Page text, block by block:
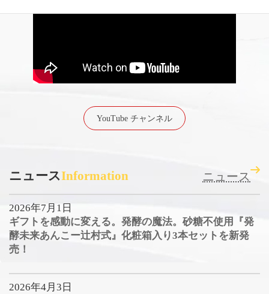
YouTube チャンネル
ニュースInformation ニュース
2026年7月1日
ギフトを感動に変える。発酵の魔法。砂糖不使用『発
酵未来あんこー辻村式』化粧箱入り3本セットを新発
売！
2026年4月3日